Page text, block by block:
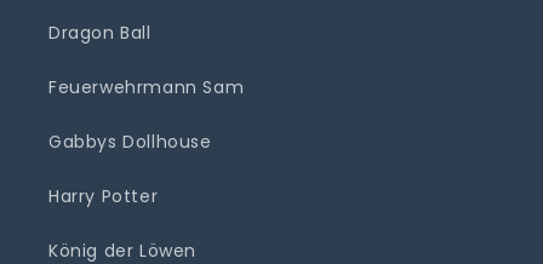
Dragon Ball
Feuerwehrmann Sam
Gabbys Dollhouse
Harry Potter
König der Löwen